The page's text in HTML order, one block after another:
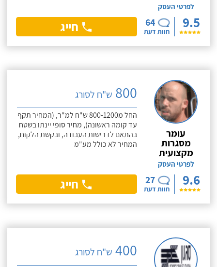
לפרטי העסק
9.5
64
חוות דעת חייג
עומר
מסגרות
מקצועית
לפרטי העסק
9.6
27
חוות דעת
800 ש"ח לסורג
החל מ800-1200 ש"ח למ"ר, (המחיר תקף
עד קומה ראשונה), מחיר סופי יינתו בשטח
בהתאם לדרישות העבודה, ובקשת הלקוח,
המחיר לא כולל מע"מ
חייג
400 ש"ח לסורג